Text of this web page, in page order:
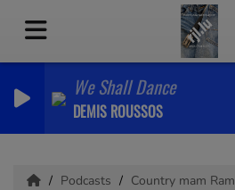
We Shall Dance
DEMIS ROUSSOS
Podcasts Country mam Ram